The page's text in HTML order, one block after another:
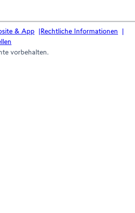
& App
Rechtliche Informationen
vorbehalten.